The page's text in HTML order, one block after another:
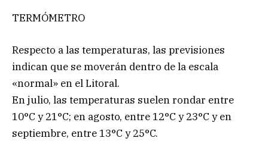
TERMÓMETRO
Respecto a las temperaturas, las previsiones
indican que se moverán dentro de la escala
«normal» en el Litoral.
En julio, las temperaturas suelen rondar entre
10°C y 21°C; en agosto, entre 12°C y 23°C y en
septiembre, entre 13°C y 25°C.